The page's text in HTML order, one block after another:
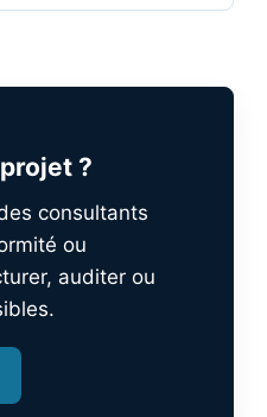
?
consultants
ou
auditer ou